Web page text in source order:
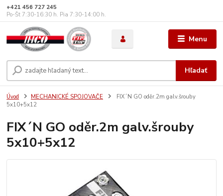
Menu
Hľadať
+421 456 727 245
Po-Št 7:30-16:30 h. Pia 7:30-14:00 h.
Úvod MECHANICKÉ SPOJOVAČE
FIX´N GO oděr.2m galv.šrouby
5x10+5x12
FIX´N GO oděr.2m galv.šrouby
5x10+5x12